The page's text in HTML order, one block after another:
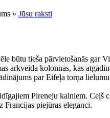
» Jūsu raksti
būtu tieša pārvietošanās gar
arkveida kolonnas, kas
par Eifeļa torņa
Pireneju kalniem. Ceļš
Francijas piejūras eleganci.